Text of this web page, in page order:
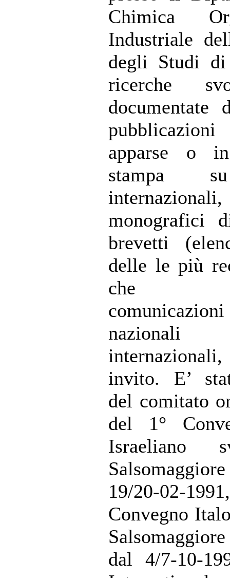
Chimica
Industriale
degli Studi
ricerche
documentate
pubblicazioni
apparse o
stampa
monografici
brevetti
delle le più
che
invito. E’
del comitato
del 1°
Israeliano
19/20-02-
Convegno
dal 4/7-10-